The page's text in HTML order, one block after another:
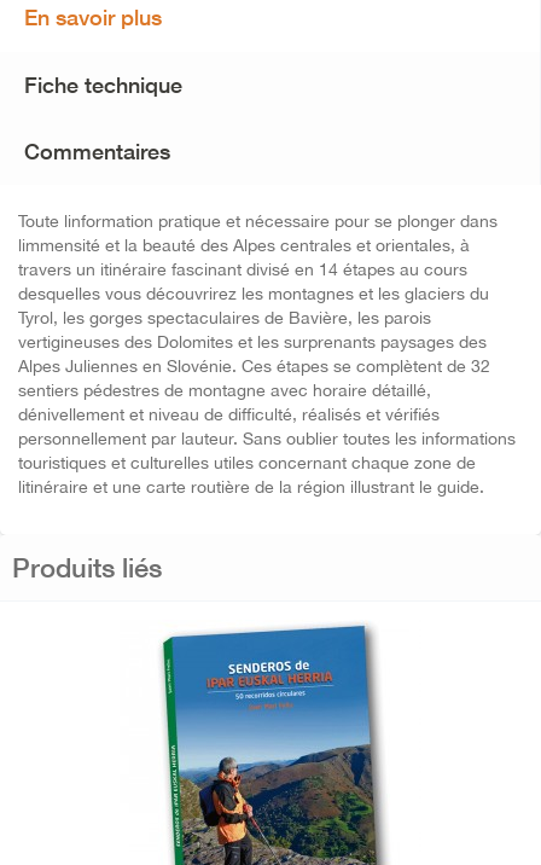
En savoir plus
Fiche technique
Commentaires
Toute linformation pratique et nécessaire pour se plonger dans
limmensité et la beauté des Alpes centrales et orientales, à
travers un itinéraire fascinant divisé en 14 étapes au cours
desquelles vous découvrirez les montagnes et les glaciers du
Tyrol, les gorges spectaculaires de Bavière, les parois
vertigineuses des Dolomites et les surprenants paysages des
Alpes Juliennes en Slovénie. Ces étapes se complètent de 32
sentiers pédestres de montagne avec horaire détaillé,
dénivellement et niveau de difficulté, réalisés et vérifiés
personnellement par lauteur. Sans oublier toutes les informations
touristiques et culturelles utiles concernant chaque zone de
litinéraire et une carte routière de la région illustrant le guide.
Produits liés